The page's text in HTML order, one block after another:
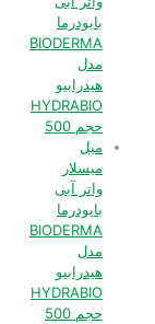
میسلار
واتر آبی
بایودرما
BIODERMA
مدل
هیدرابیو
HYDRABIO
حجم 500